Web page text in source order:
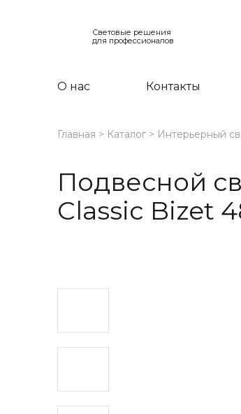
Световые решения
для профессионалов
О нас Контакты
Главная Каталог Интерьерный
Подвесной
Classic Bizet